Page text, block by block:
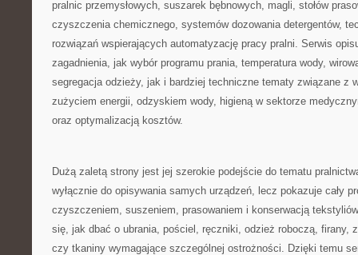
pralnic przemysłowych, suszarek bębnowych, magli, stołów
czyszczenia chemicznego, systemów dozowania detergentów,
rozwiązań wspierających automatyzację pracy pralni. Serwis
zagadnienia, jak wybór programu prania, temperatura wody,
segregacja odzieży, jak i bardziej techniczne tematy związane z
zużyciem energii, odzyskiem wody, higieną w sektorze
oraz optymalizacją kosztów.
Dużą zaletą strony jest jej szerokie podejście do tematu
wyłącznie do opisywania samych urządzeń, lecz pokazuje cały
czyszczeniem, suszeniem, prasowaniem i konserwacją
się, jak dbać o ubrania, pościel, ręczniki, odzież roboczą, firany,
czy tkaniny wymagające szczególnej ostrożności. Dzięki temu